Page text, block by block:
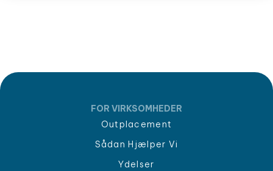
FOR VIRKSOMHEDER
Outplacement
Sådan Hjælper Vi
Ydelser